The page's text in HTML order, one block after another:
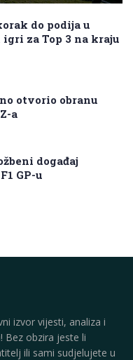
do podija u
za Top 3 na kraju
otvorio obranu
a
događaj
GP-u
izvor vijesti, analiza i
Bez obzira jeste li
ili sami sudjelujete u